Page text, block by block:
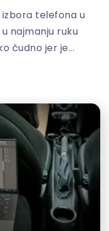
telefona u
najmanju ruku
čudno jer je...